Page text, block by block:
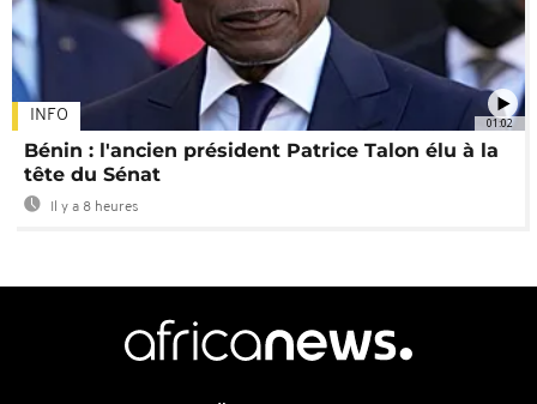
01:02
INFO
Bénin : l'ancien président Patrice Talon élu à la
tête du Sénat
Il y a 8 heures